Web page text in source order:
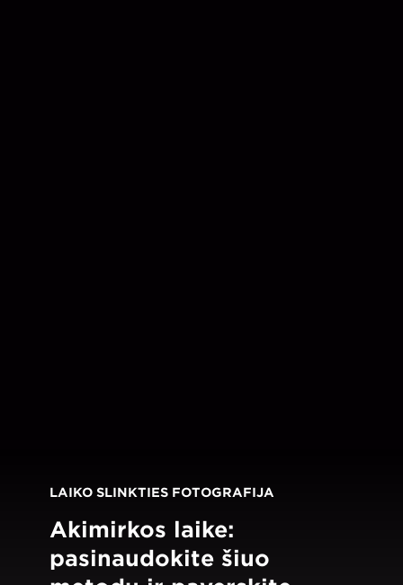
LAIKO SLINKTIES FOTOGRAFIJA
Akimirkos laike:
pasinaudokite šiuo